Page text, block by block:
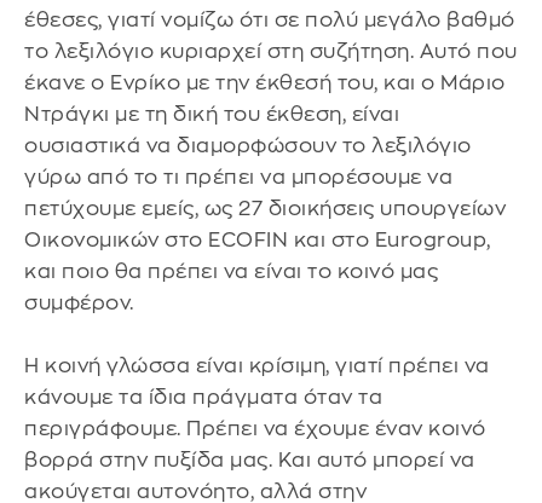
έθεσες, γιατί νομίζω ότι σε πολύ μεγάλο βαθμό
το λεξιλόγιο κυριαρχεί στη συζήτηση. Αυτό που
έκανε ο Ενρίκο με την έκθεσή του, και ο Μάριο
Ντράγκι με τη δική του έκθεση, είναι
ουσιαστικά να διαμορφώσουν το λεξιλόγιο
γύρω από το τι πρέπει να μπορέσουμε να
πετύχουμε εμείς, ως 27 διοικήσεις υπουργείων
Οικονομικών στο ECOFIN και στο Eurogroup,
και ποιο θα πρέπει να είναι το κοινό μας
συμφέρον.
Η κοινή γλώσσα είναι κρίσιμη, γιατί πρέπει να
κάνουμε τα ίδια πράγματα όταν τα
περιγράφουμε. Πρέπει να έχουμε έναν κοινό
βορρά στην πυξίδα μας. Και αυτό μπορεί να
ακούγεται αυτονόητο, αλλά στην